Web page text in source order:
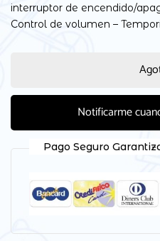
interruptor de encendido/
Control de volumen –
Notificarme
Pago Seguro